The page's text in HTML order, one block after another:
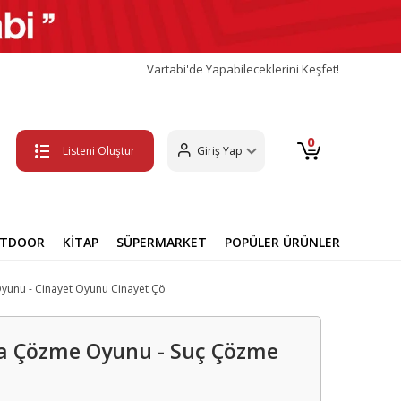
Vartabi'de Yapabileceklerini Keşfet!
Listeni Oluştur Giriş Yap 0
KİTAP SÜPERMARKET POPÜLER ÜRÜNLER
- Cinayet Oyunu Cinayet Çö
Oyunu - Suç Çözme